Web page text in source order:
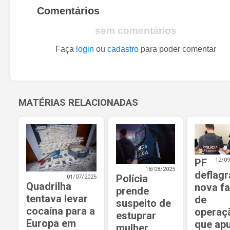
Comentários
sem comentários
Faça login ou cadastropara poder comentar
MATÉRIAS RELACIONADAS
01/07/2025
Quadrilha
tentava levar
cocaína para a
Europa em
18/08/2025
Polícia
prende
suspeito de
estuprar
12/
PF
nova
de
que